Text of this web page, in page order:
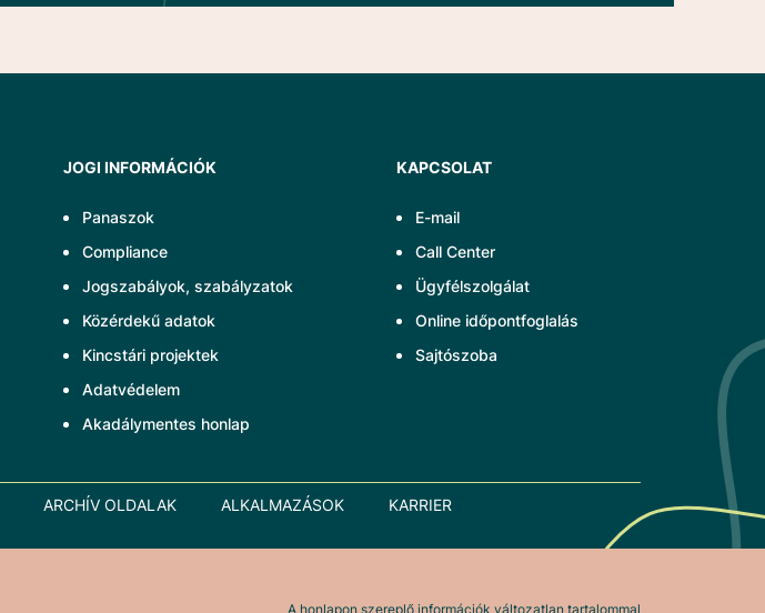
JOGI INFORMÁCIÓK
Panaszok
Compliance
Jogszabályok, szabályzatok
Közérdekű adatok
Kincstári projektek
Adatvédelem
Akadálymentes honlap
KAPCSOLAT
E-mail
Call Center
Ügyfélszolgálat
Online időpontfoglalás
Sajtószoba
ARCHÍV OLDALAK ALKALMAZÁSOK KARRIER
A honlapon szereplő információk változatlan tartalommal